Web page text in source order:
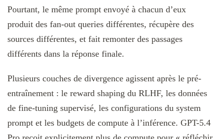
Pourtant, le même prompt envoyé à chacun d’eux
produit des fan-out queries différentes, récupère des
sources différentes, et fait remonter des passages
différents dans la réponse finale.
Plusieurs couches de divergence agissent après le pré-
entraînement : le reward shaping du RLHF, les données
de fine-tuning supervisé, les configurations du system
prompt et les budgets de compute à l’inférence. GPT-5.4